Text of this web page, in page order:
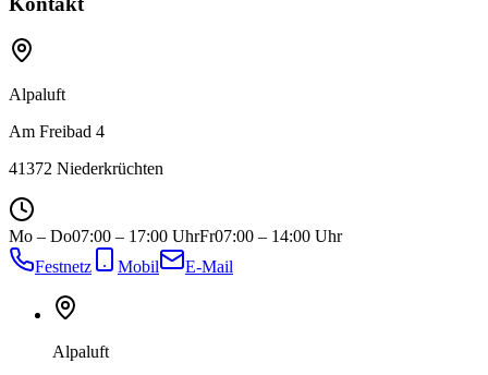
Alpaluft
Am Freibad 4
41372 Niederkrüchten
Mo – Do07:00 – 17:00 UhrFr07:00 – 14:00 Uhr
Festnetz
Mobil E-Mail
Alpaluft